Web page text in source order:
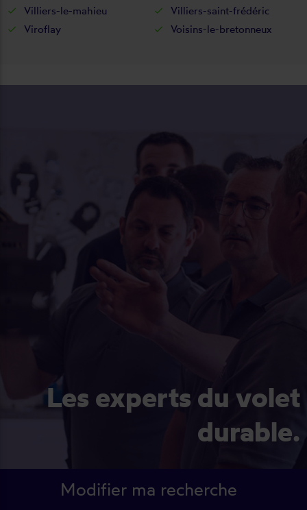
Villiers-le-mahieu
Villiers-saint-frédéric
Viroflay
Voisins-le-bretonneux
Les experts du volet
durable.
Modifier ma recherche